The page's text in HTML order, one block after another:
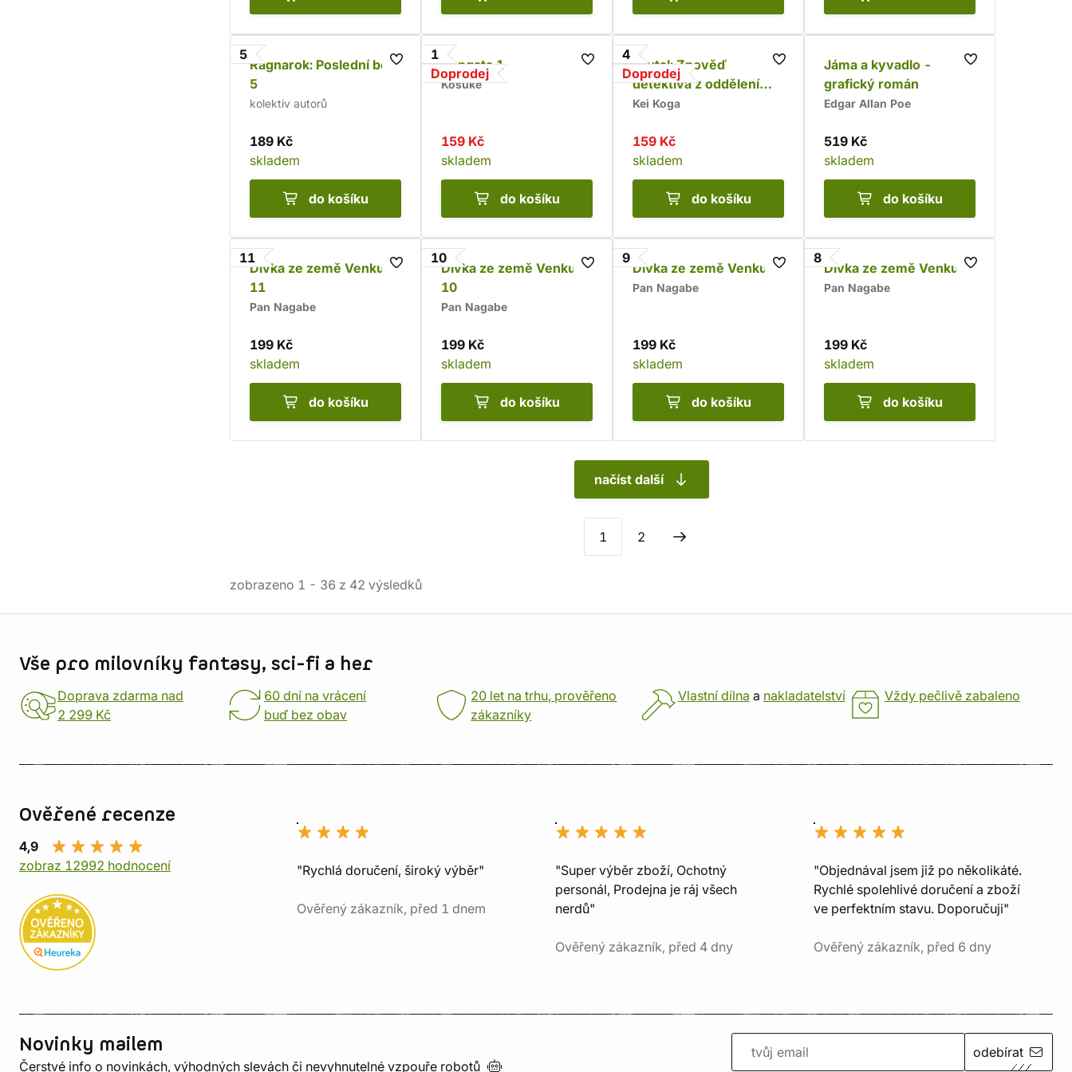
5
Ragnarok: Poslední boj
5
kolektiv autorů
189 Kč
skladem
do košíku
1
Doprodej
Gangsta 1
Kósuke
159 Kč
skladem
do košíku
4
Doprodej
Brutal: Zpověď
detektiva z oddělení
vražd 4
Kei Koga
159 Kč
skladem
do košíku
Jáma a kyvadlo -
grafický román
Edgar Allan Poe
519 Kč
skladem
do košíku
11
Dívka ze země Venku
11
Pan Nagabe
199 Kč
skladem
do košíku
10
Dívka ze země Venku
10
Pan Nagabe
199 Kč
skladem
do košíku
9
Dívka ze země Venku 9
Pan Nagabe
199 Kč
skladem
do košíku
8
Dívka ze země Venku 8
Pan Nagabe
199 Kč
skladem
do košíku
načíst další
1 2
zobrazeno 1 - 36 z 42 výsledků
Vše pro milovníky fantasy, sci-fi a her
Doprava zdarma nad
2 299 Kč
60 dní na vrácení
buď bez obav
20 let na trhu, prověřeno
zákazníky
Vlastní dílna a nakladatelství Vždy pečlivě zabaleno
Ověřené recenze
4,9
zobraz 12992 hodnocení
"Rychlá doručení, široký výběr"
Ověřený zákazník, před 1 dnem
"Super výběr zboží, Ochotný
personál, Prodejna je ráj všech
nerdů"
Ověřený zákazník, před 4 dny
"Objednával jsem již po několikáté.
Rychlé spolehlivé doručení a zboží
ve perfektním stavu. Doporučuji"
Ověřený zákazník, před 6 dny
Novinky mailem
Čerstvé info o novinkách, výhodných slevách či nevyhnutelné vzpouře robotů
odebírat